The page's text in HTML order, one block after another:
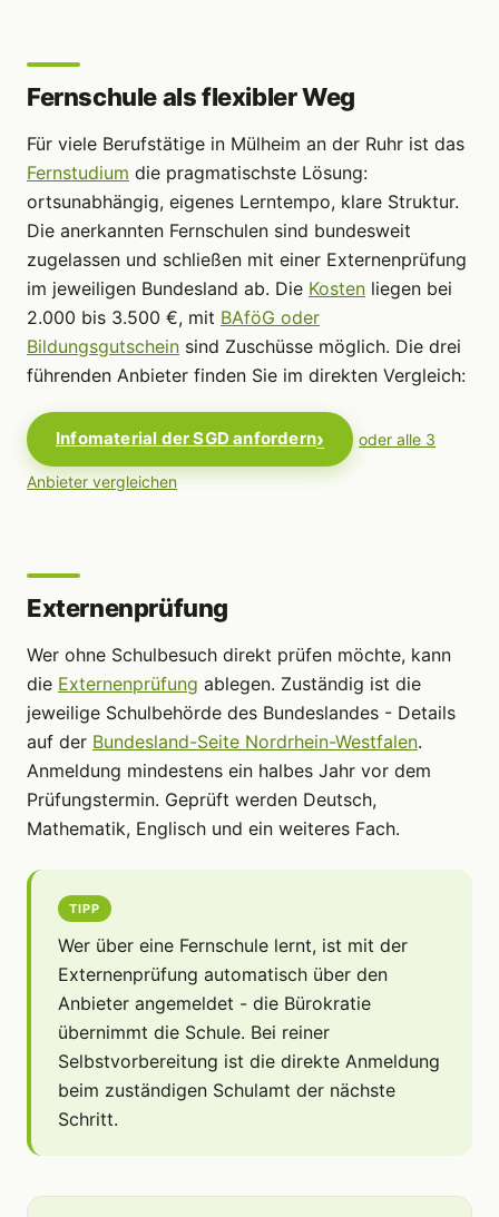
Fernschule als flexibler Weg
Für viele Berufstätige in Mülheim an der Ruhr ist das
Fernstudium die pragmatischste Lösung:
ortsunabhängig, eigenes Lerntempo, klare Struktur.
Die anerkannten Fernschulen sind bundesweit
zugelassen und schließen mit einer Externenprüfung
im jeweiligen Bundesland ab. Die Kosten liegen bei
2.000 bis 3.500 €, mit BAföG oder
Bildungsgutschein sind Zuschüsse möglich. Die drei
führenden Anbieter finden Sie im direkten Vergleich:
Infomaterial der SGD anfordern oder alle 3
Anbieter vergleichen
Externenprüfung
Wer ohne Schulbesuch direkt prüfen möchte, kann
die Externenprüfung ablegen. Zuständig ist die
jeweilige Schulbehörde des Bundeslandes - Details
auf der Bundesland-Seite Nordrhein-Westfalen.
Anmeldung mindestens ein halbes Jahr vor dem
Prüfungstermin. Geprüft werden Deutsch,
Mathematik, Englisch und ein weiteres Fach.
TIPP
Wer über eine Fernschule lernt, ist mit der
Externenprüfung automatisch über den
Anbieter angemeldet - die Bürokratie
übernimmt die Schule. Bei reiner
Selbstvorbereitung ist die direkte Anmeldung
beim zuständigen Schulamt der nächste
Schritt.